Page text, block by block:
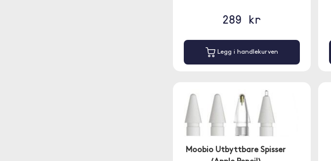
289 kr
Legg i handlekurven
Moobio Utbyttbare Spisser